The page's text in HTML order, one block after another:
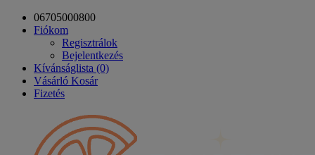
06705000800
Fiókom
Regisztrálok
Bejelentkezés
Kívánságlista (0)
Vásárló Kosár
Fizetés